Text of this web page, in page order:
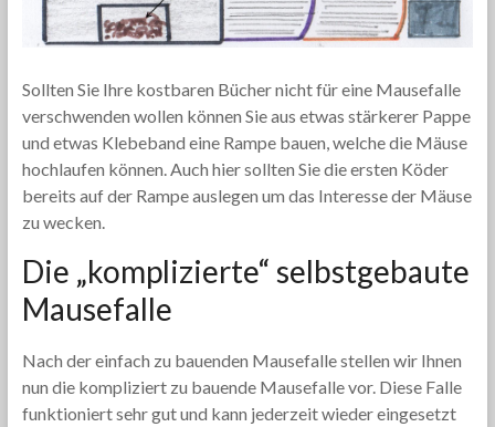
Sollten Sie Ihre kostbaren Bücher nicht für eine Mausefalle
verschwenden wollen können Sie aus etwas stärkerer Pappe
und etwas Klebeband eine Rampe bauen, welche die Mäuse
hochlaufen können. Auch hier sollten Sie die ersten Köder
bereits auf der Rampe auslegen um das Interesse der Mäuse
zu wecken.
Die „komplizierte“ selbstgebaute
Mausefalle
Nach der einfach zu bauenden Mausefalle stellen wir Ihnen
nun die kompliziert zu bauende Mausefalle vor. Diese Falle
funktioniert sehr gut und kann jederzeit wieder eingesetzt